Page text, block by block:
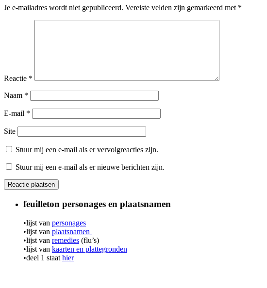
Je e-mailadres wordt niet gepubliceerd. Vereiste velden zijn gemarkeerd met *
Reactie *
Naam *
E-mail *
Site
Stuur mij een e-mail als er vervolgreacties zijn.
Stuur mij een e-mail als er nieuwe berichten zijn.
feuilleton personages en plaatsnamen
•lijst van personages
•lijst van plaatsnamen
•lijst van remedies (flu’s)
•lijst van kaarten en plattegronden
•deel 1 staat hier